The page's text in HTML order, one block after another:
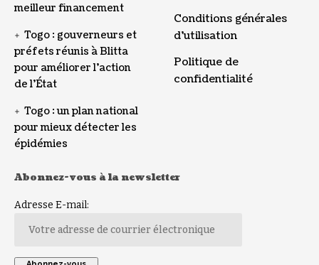
meilleur financement
Togo : gouverneurs et
préfets réunis à Blitta
pour améliorer l’action
de l’État
Togo : un plan national
pour mieux détecter les
épidémies
Conditions générales
d’utilisation
Politique de
confidentialité
Abonnez-vous à la newsletter
Adresse E-mail: